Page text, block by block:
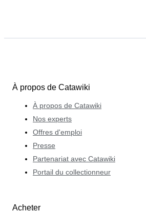
À propos de Catawiki
À propos de Catawiki
Nos experts
Offres d'emploi
Presse
Partenariat avec Catawiki
Portail du collectionneur
Acheter